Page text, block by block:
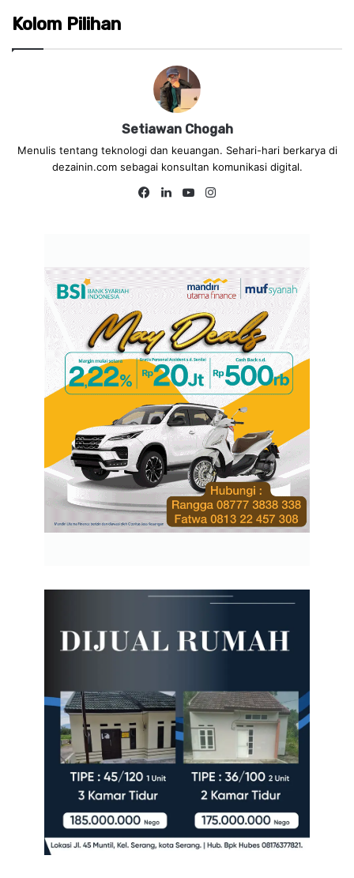
Kolom Pilihan
Setiawan Chogah
Menulis tentang teknologi dan keuangan. Sehari-hari berkarya di
dezainin.com sebagai konsultan komunikasi digital.
Fa
Lin
Yo